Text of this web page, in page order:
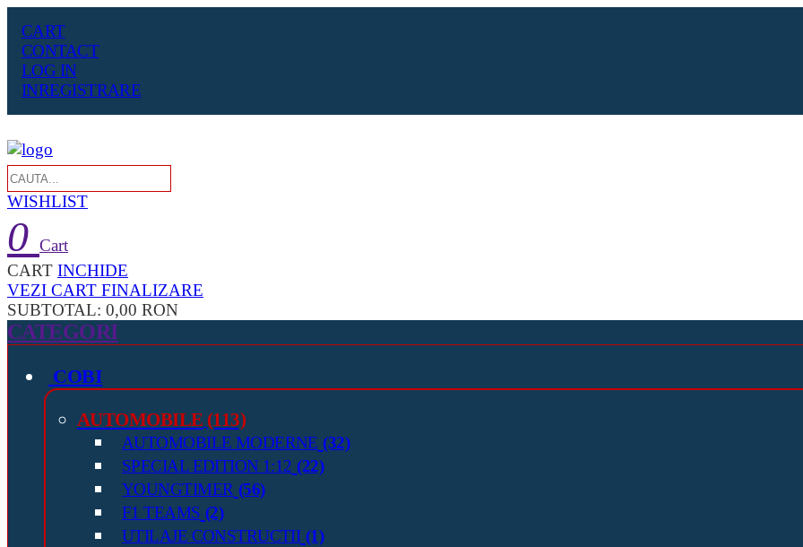
CART
CONTACT
LOG IN
INREGISTRARE
WISHLIST
0 Cart
CART INCHIDE
VEZI CART FINALIZARE
SUBTOTAL: 0,00 RON
CATEGORI
COBI
AUTOMOBILE (113)
AUTOMOBILE MODERNE (32)
SPECIAL EDITION 1:12 (22)
YOUNGTIMER (56)
F1 TEAMS (2)
UTILAJE CONSTRUCTII (1)